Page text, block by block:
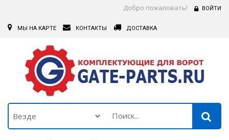
Добро пожаловать! ВОЙТИ
МЫ НА КАРТЕ КОНТАКТЫ ДОСТАВКА